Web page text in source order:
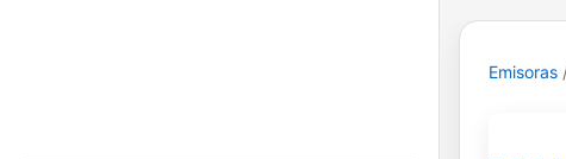
Emisoras